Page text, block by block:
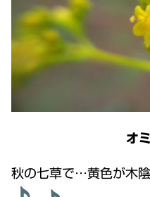
オ
秋の七草で…黄色が木